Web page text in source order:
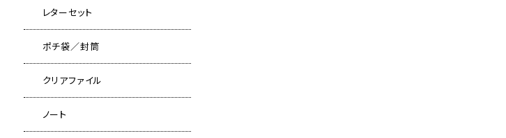
レターセット
ポチ袋／封筒
クリアファイル
ノート